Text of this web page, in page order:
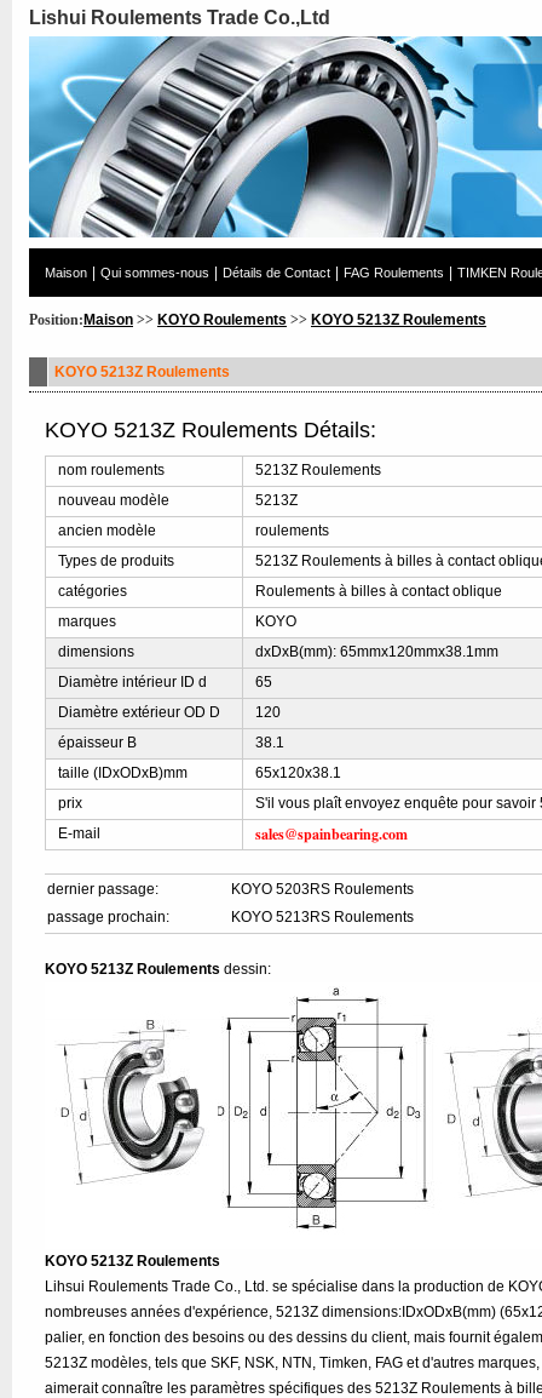
Lishui Roulements Trade Co.,Ltd
Maison Qui sommes-nous Détails de Contact FAG Roulements TIMKEN
Position: Maison >> KOYO Roulements >> KOYO 5213Z Roulements
KOYO 5213Z Roulements
KOYO 5213Z Roulements Détails:
nom roulements
5213Z Roulements
nouveau modèle
5213Z
ancien modèle
roulements
Types de produits
5213Z Roulements à billes à contact
catégories
Roulements à billes à contact oblique
marques
KOYO
dimensions
dxDxB(mm): 65mmx120mmx38.1mm
Diamètre intérieur ID d
65
Diamètre extérieur OD D
120
épaisseur B
38.1
taille (IDxODxB)mm
65x120x38.1
prix
S'il vous plaît envoyez enquête pour savoir
E-mail
sales@spainbearing.com
dernier passage:
KOYO 5203RS Roulements
passage prochain:
KOYO 5213RS Roulements
KOYO 5213Z Roulements dessin:
KOYO 5213Z Roulements
Lihsui Roulements Trade Co., Ltd. se spécialise dans la production de
nombreuses années d'expérience, 5213Z dimensions:IDxODxB(mm)
palier, en fonction des besoins ou des dessins du client, mais fournit
5213Z modèles, tels que SKF, NSK, NTN, Timken, FAG et d'autres
aimerait connaître les paramètres spécifiques des 5213Z Roulements à